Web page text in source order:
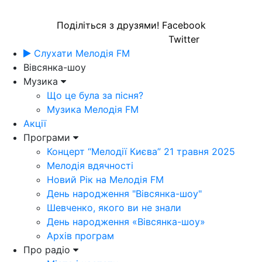
Поділіться з друзями! Facebook
Twitter
Слухати Мелодія FM
Вівсянка-шоу
Музика
Що це була за пісня?
Музика Мелодія FM
Акції
Програми
Концерт “Мелодії Києва” 21 травня 2025
Мелодія вдячності
Новий Рік на Мелодія FM
День народження "Вівсянка-шоу"
Шевченко, якого ви не знали
День народження «Вівсянка-шоу»
Архів програм
Про радіо